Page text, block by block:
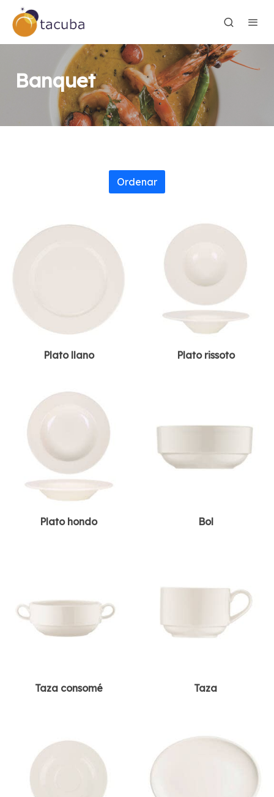
Banquet
Ordenar
Plato llano Plato rissoto
Plato hondo Bol
Taza consomé Taza